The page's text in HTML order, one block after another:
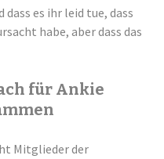
dass es ihr leid tue, dass
habe, aber dass das
für Ankie
Mitglieder der